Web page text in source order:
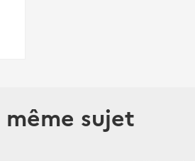
même sujet